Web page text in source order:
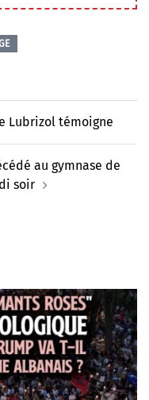
Lubrizol témoigne
au gymnase de
soir